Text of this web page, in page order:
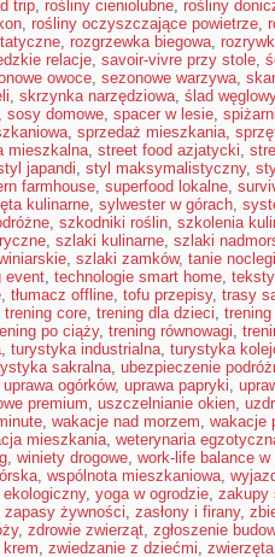
trip, rośliny cieniolubne, rośliny
, rośliny oczyszczające powietrze,
, rozgrzewka biegowa,
relacje, savoir-vivre przy stole,
owoce, sezonowe warzywa,
, skrzynka narzędziowa, ślad
, sosy domowe, spacer w lesie,
, sprzedaż mieszkania,
mieszkalna, street food azjatycki,
japandi, styl maksymalistyczny,
farmhouse, superfood lokalne,
kulinarne, sylwester w górach,
, szkodniki roślin, szkolenia
, szlaki kulinarne, szlaki
, szlaki zamków, tanie noclegi
event, technologie smart home,
, tłumacz offline, tofu przepisy, trasy
trening core, trening dla dzieci,
po ciąży, trening równowagi,
, turystyka industrialna, turystyka
sakralna, ubezpieczenie
uprawa ogórków, uprawa papryki,
premium, uszczelnianie okien,
, wakacje nad morzem, wakacje
mieszkania, weterynaria
, winiety drogowe, work-life balance w
, wspólnota mieszkaniowa,
, yoga w ogrodzie, zakupy
zapasy żywności, zasłony i firany,
, zdrowie zwierząt, zgłoszenie
, zwiedzanie z dziećmi,